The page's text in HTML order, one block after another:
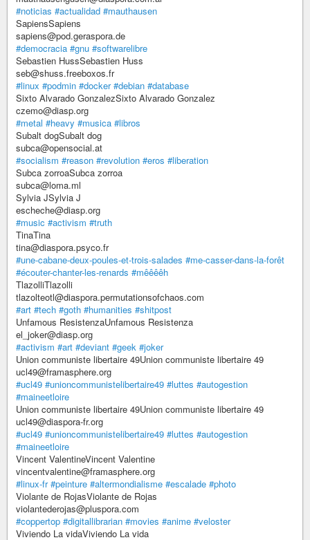
#noticias #actualidad #mauthausen
SapiensSapiens
sapiens@pod.geraspora.de
#democracia #gnu #softwarelibre
Sebastien HussSebastien Huss
seb@shuss.freeboxos.fr
#linux #podmin #docker #debian #database
Sixto Alvarado GonzalezSixto Alvarado Gonzalez
czemo@diasp.org
#metal #heavy #musica #libros
Subalt dogSubalt dog
subca@opensocial.at
#socialism #reason #revolution #eros #liberation
Subca zorroaSubca zorroa
subca@loma.ml
Sylvia JSylvia J
escheche@diasp.org
#music #activism #truth
TinaTina
tina@diaspora.psyco.fr
#une-cabane-deux-poules-et-trois-salades #me-casser-dans-la-forêt
#écouter-chanter-les-renards #mêêêêh
TlazolliTlazolli
tlazolteotl@diaspora.permutationsofchaos.com
#art #tech #goth #humanities #shitpost
Unfamous ResistenzaUnfamous Resistenza
el_joker@diasp.org
#activism #art #deviant #geek #joker
Union communiste libertaire 49Union communiste libertaire 49
ucl49@framasphere.org
#ucl49 #unioncommunistelibertaire49 #luttes #autogestion
#maineetloire
Union communiste libertaire 49Union communiste libertaire 49
ucl49@diaspora-fr.org
#ucl49 #unioncommunistelibertaire49 #luttes #autogestion
#maineetloire
Vincent ValentineVincent Valentine
vincentvalentine@framasphere.org
#linux-fr #peinture #altermondialisme #escalade #photo
Violante de RojasViolante de Rojas
violantederojas@pluspora.com
#coppertop #digitallibrarian #movies #anime #veloster
Viviendo La vidaViviendo La vida